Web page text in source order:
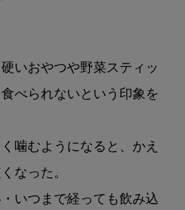
いおやつや野菜スティッ
べられないという印象を
噛むようになると、かえ
なった。
いつまで経っても飲み込